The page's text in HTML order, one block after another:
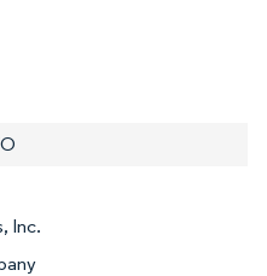
Inc.